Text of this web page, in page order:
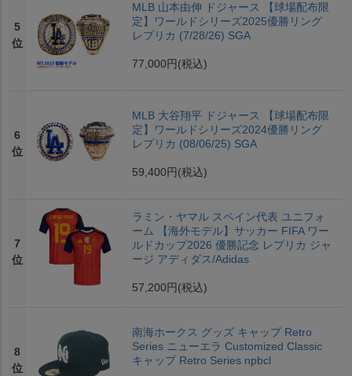
5
位
MLB 山本由伸 ドジャース 【球場配布限
定】ワールドシリーズ2025優勝リング
レプリカ (7/28/26) SGA
77,000円 (税込)
6
位
MLB 大谷翔平 ドジャース 【球場配布限
定】ワールドシリーズ2024優勝リング
レプリカ (08/06/25) SGA
59,400円 (税込)
7
位
ラミン・ヤマル スペイン代表 ユニフォ
ーム 【海外モデル】サッカー FIFA ワー
ルドカップ2026 優勝記念 レプリカ ジャ
ージ アディダス/Adidas
57,200円 (税込)
8
位
南海ホークス グッズ キャップ Retro
Series ニューエラ Customized Classic
キャップ Retro Series npbcl